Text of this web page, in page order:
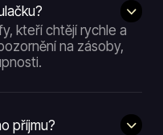
kteří chtějí rychle a
na zásoby,
příjmu?